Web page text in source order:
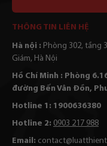
THÔNG TIN LIÊN HỆ
Hà nội : Phòng 302, tầng
Giám, Hà Nội
Hồ Chí Minh : Phòng
đường Bến Vân Đồn,
Hotline 1: 1900636380
Hotline 2: 0903 217 988
Email: